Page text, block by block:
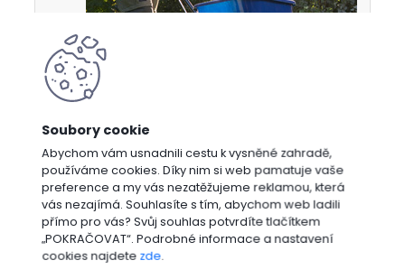
Abychom vám usnadnili cestu k vysněné zahradě,
používáme cookies. Díky nim si web pamatuje vaše
preference a my vás nezatěžujeme reklamou, která
vás nezajímá. Souhlasíte s tím, abychom web ladili
přímo pro vás? Svůj souhlas potvrdíte tlačítkem
„POKRAČOVAT“. Podrobné informace a nastavení
cookies najdete zde.
HNOJIVA, PODPORA RŮSTU